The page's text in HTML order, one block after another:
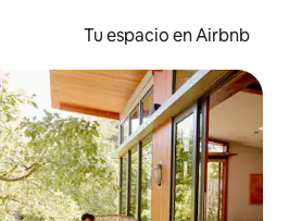
Tu espacio en Airbnb